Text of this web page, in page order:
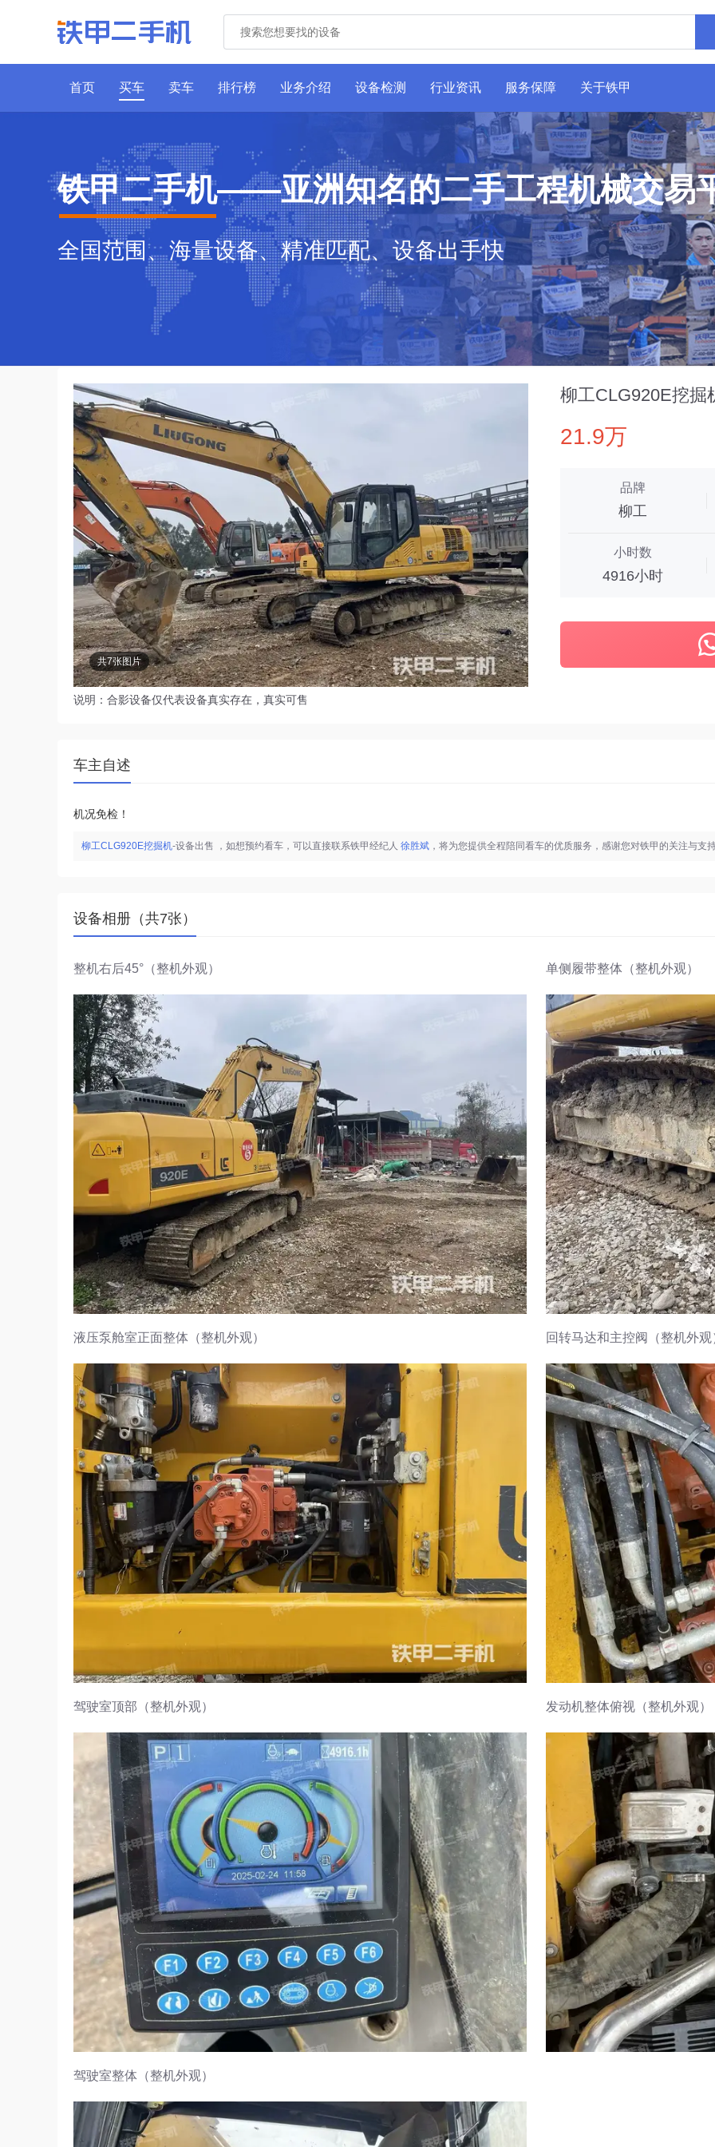
首页 买车 卖车 排行榜 业务介绍 设备检测 行业资讯 服务保障 关于铁甲
铁甲二手机——亚洲知名的二手工程机械交易
全国范围、海量设备、精准匹配、设备出手快
共7张图片
说明：合影设备仅代表设备真实存在，真实可售
柳工CLG920E挖掘
21.9万
品牌
柳工
小时数
4916小时
车主自述
机况免检！
柳工CLG920E挖掘机-设备出售 ，如想预约看车，可以直接联系铁甲经纪人 徐胜斌 ，将为您提供全程陪同看车的优质服务，感谢您对铁甲的关注与支
设备相册（共7张）
整机右后45°（整机外观） 单侧履带整体（整机外观）
液压泵舱室正面整体（整机外观） 回转马达和主控阀（整机外观
驾驶室顶部（整机外观） 发动机整体俯视（整机外观）
驾驶室整体（整机外观）